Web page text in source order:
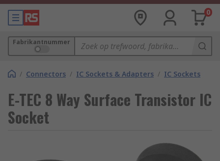
0
Fabrikantnummer
/ Connectors / IC Sockets & Adapters / IC Sockets
E-TEC 8 Way Surface Transistor IC
Socket